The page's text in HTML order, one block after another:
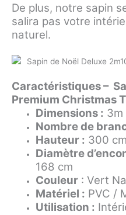
De plus, notre sapin
salira pas votre
naturel.
Caractéristiques –
Premium Christmas
Dimensions : 3m
Nombre de
Hauteur : 300 cm
Diamètre
168 cm
Couleur : Vert
Matériel : PVC /
Utilisation :